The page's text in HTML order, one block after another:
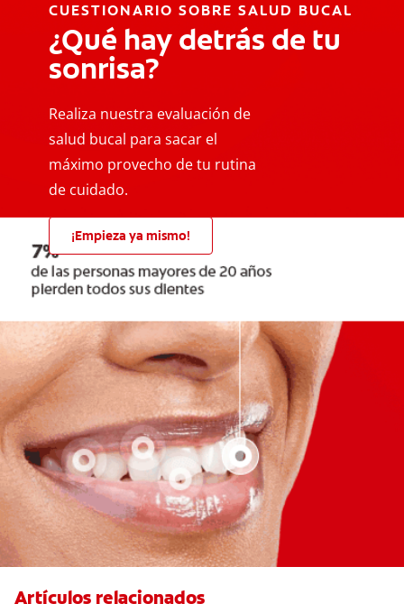
CUESTIONARIO SOBRE SALUD BUCAL
¿Qué hay detrás de tu
sonrisa?
Realiza nuestra evaluación de
salud bucal para sacar el
máximo provecho de tu rutina
de cuidado.
¡Empieza ya mismo!
Artículos relacionados